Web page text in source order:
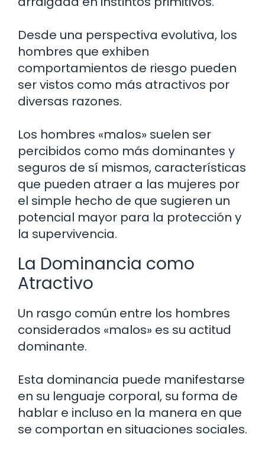
Desde una perspectiva evolutiva, los
hombres que exhiben
comportamientos de riesgo pueden
ser vistos como más atractivos por
diversas razones.
Los hombres «malos» suelen ser
percibidos como más dominantes y
seguros de sí mismos, características
que pueden atraer a las mujeres por
el simple hecho de que sugieren un
potencial mayor para la protección y
la supervivencia.
La Dominancia como
Atractivo
Un rasgo común entre los hombres
considerados «malos» es su actitud
dominante.
Esta dominancia puede manifestarse
en su lenguaje corporal, su forma de
hablar e incluso en la manera en que
se comportan en situaciones sociales.